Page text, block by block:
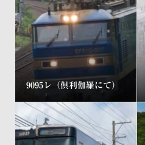
9095レ（倶利伽羅にて）